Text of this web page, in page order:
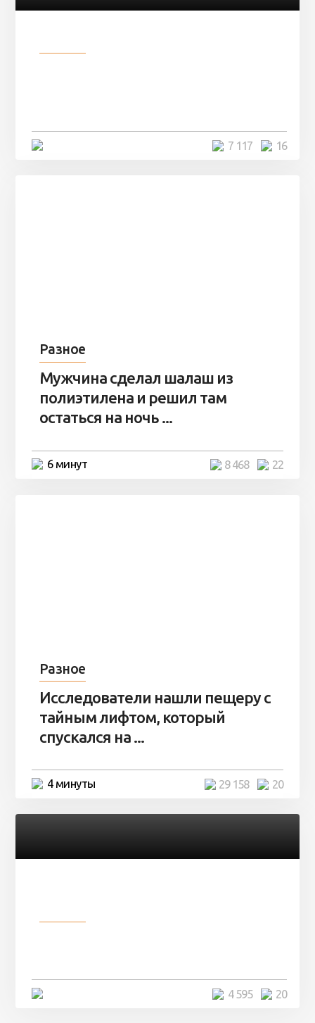
16
7 117
Разное
Мужчина сделал шалаш из
полиэтилена и решил там
остаться на ночь ...
6 минут 22
8 468
Разное
Исследователи нашли пещеру с
тайным лифтом, который
спускался на ...
4 минуты 20
29 158
20
4 595